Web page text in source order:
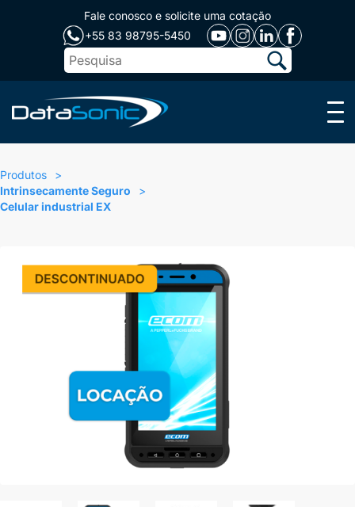
Fale conosco e solicite uma cotação
+55 83 98795-5450
Menu
Produtos
Intrinsecamente Seguro
Celular industrial EX